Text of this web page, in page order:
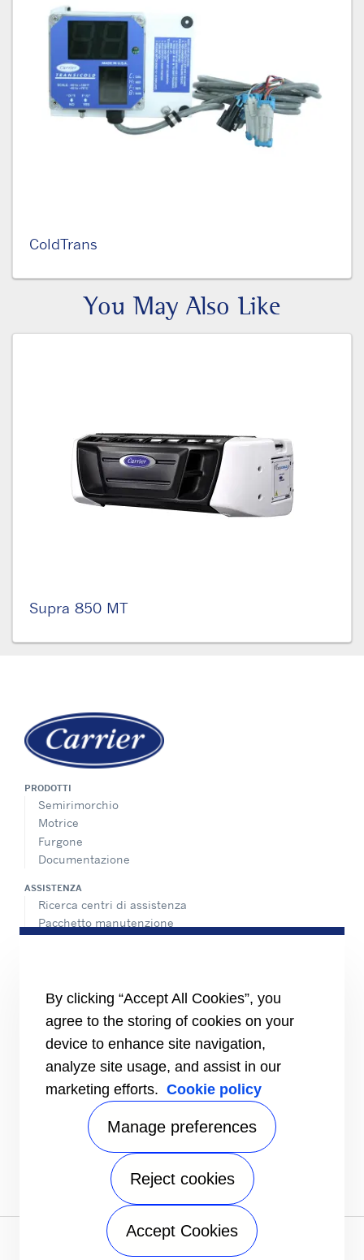
ColdTrans
You May Also Like
Supra 850 MT
PRODOTTI
Semirimorchio
Motrice
Furgone
Documentazione
ASSISTENZA
Ricerca centri di assistenza
Pacchetto manutenzione
Centro Media
Contatti commerciali
Indice di uguaglianza di genere
Informativa sulla privacy|Termini di utilizzo
Mappa del sito
By clicking “Accept All Cookies”, you
agree to the storing of cookies on your
device to enhance site navigation,
analyze site usage, and assist in our
marketing efforts. Cookie policy
Manage preferences
Reject cookies
Accept Cookies